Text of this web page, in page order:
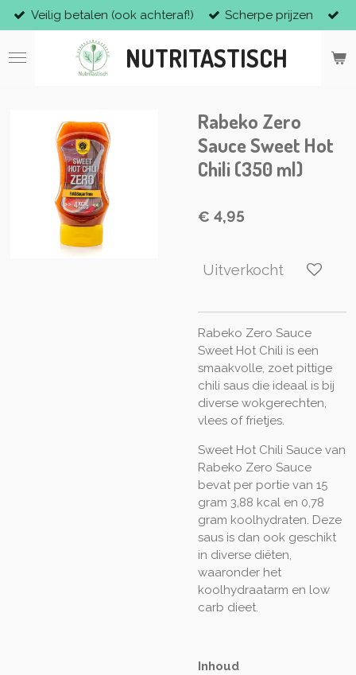
Ga
direct
naar
NUTRITASTISCH
Veilig betalen (ook achteraf!) Scherpe prijzen
Rabeko Zero
Sauce Sweet Hot
Chili (350 ml)
€ 4,95
Uitverkocht
Rabeko Zero Sauce
Sweet Hot Chili is een
smaakvolle, zoet pittige
chili saus die ideaal is bij
diverse wokgerechten,
vlees of frietjes.
Sweet Hot Chili Sauce van
Rabeko Zero Sauce
bevat per portie van 15
gram 3,88 kcal en 0,78
gram koolhydraten. Deze
saus is dan ook geschikt
in diverse diëten,
waaronder het
koolhydraatarm en low
carb dieet.
Inhoud